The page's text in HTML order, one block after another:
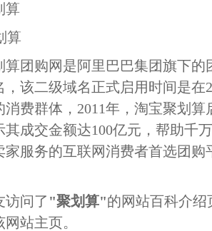
算
算
算团购网是阿里巴巴集团旗下
，该二级域名正式启用时间是在
消费群体，2011年，淘宝聚划
成交金额达100亿元，帮助千
家服务的互联网消费者首选团
访问了 "聚划算"的网站百科介
站主页。